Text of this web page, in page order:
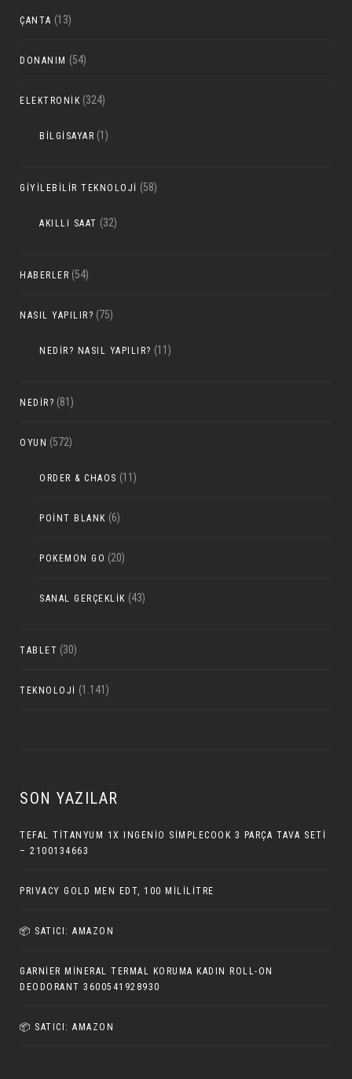
ÇANTA (13)
DONANIM (54)
ELEKTRONIK (324)
BILGISAYAR (1)
GIYILEBILIR TEKNOLOJI (58)
AKILLI SAAT (32)
HABERLER (54)
NASIL YAPILIR? (75)
NEDIR? NASIL YAPILIR? (11)
NEDIR? (81)
OYUN (572)
ORDER & CHAOS (11)
POINT BLANK (6)
POKEMON GO (20)
SANAL GERÇEKLIK (43)
TABLET (30)
TEKNOLOJI (1.141)
SON YAZILAR
TEFAL TITANYUM 1X INGENIO SIMPLECOOK 3 PARÇA TAVA SETI
– 2100134663
PRIVACY GOLD MEN EDT, 100 MILILITRE
📦 SATICI: AMAZON
GARNIER MINERAL TERMAL KORUMA KADIN ROLL-ON
DEODORANT 3600541928930
📦 SATICI: AMAZON